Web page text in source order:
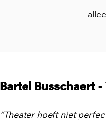
Bartel Busschaert -
“Theater hoeft niet